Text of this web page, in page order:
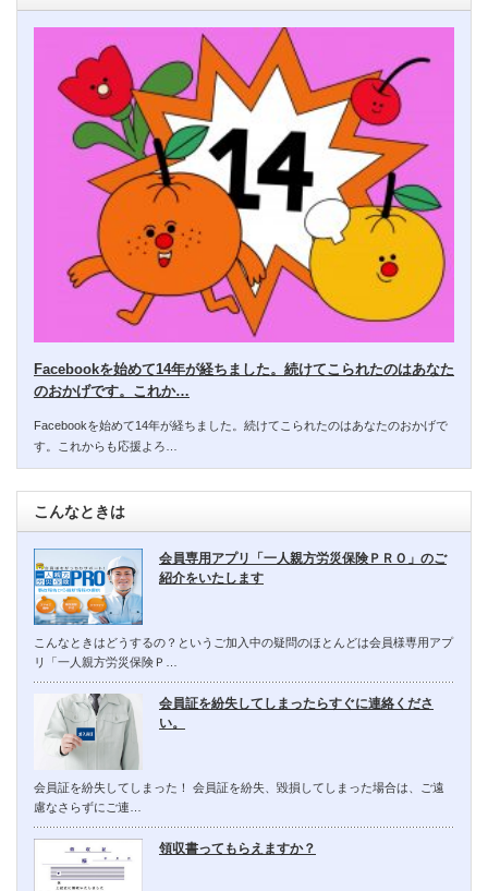
Facebookを始めて14年が経ちました。続けてこられたのはあなた
のおかげです。これか…
Facebookを始めて14年が経ちました。続けてこられたのはあなたのおかげで
す。これからも応援よろ…
こんなときは
会員専用アプリ「一人親方労災保険ＰＲＯ」のご
紹介をいたします
こんなときはどうするの？というご加入中の疑問のほとんどは会員様専用アプ
リ「一人親方労災保険Ｐ…
会員証を紛失してしまったらすぐに連絡くださ
い。
会員証を紛失してしまった！ 会員証を紛失、毀損してしまった場合は、ご遠
慮なさらずにご連…
領収書ってもらえますか？